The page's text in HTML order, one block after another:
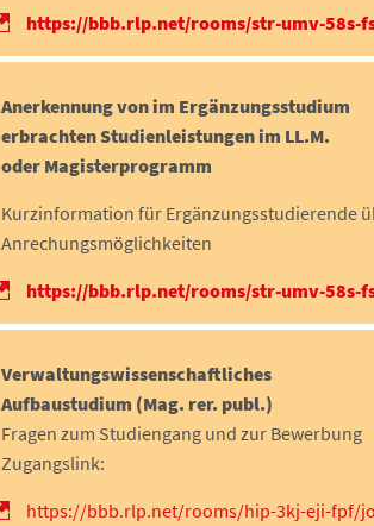
https://bbb.rlp.net/rooms/str-umv-58s-
Anerkennung von im Ergänzungsstudium
erbrachten Studienleistungen im LL.M.
oder Magisterprogramm
Kurzinformation für Ergänzungsstudierende
Anrechungsmöglichkeiten
https://bbb.rlp.net/rooms/str-umv-58s-
Verwaltungswissenschaftliches
Aufbaustudium (Mag. rer. publ.)
Fragen zum Studiengang und zur Bewerbung
Zugangslink:
https://bbb.rlp.net/rooms/hip-3kj-eji-fpf/